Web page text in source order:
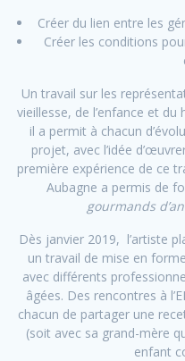
Créer du lien entre les
Créer les conditions
Un travail sur les
vieillesse, de l’enfance et du
il a permit à chacun
projet, avec l’idée
première expérience de ce
Aubagne a permis de
gourmands
Dès janvier 2019, l’artiste
un travail de mise en
avec différents
âgées. Des rencontres à
chacun de partager une
(soit avec sa grand-mère
enfant